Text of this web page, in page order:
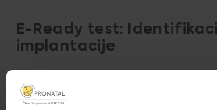
E-Ready test:
implantacije
E-Ready test analizira